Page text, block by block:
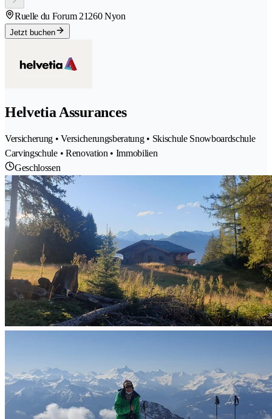
Ruelle du Forum 21260 Nyon
Jetzt buchen
Helvetia Assurances
Versicherung • Versicherungsberatung • Skischule Snowboardschule
Carvingschule • Renovation • Immobilien
Geschlossen